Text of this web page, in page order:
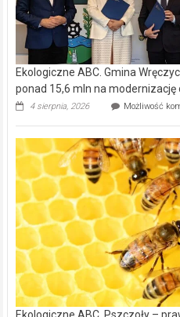
Ekologiczne ABC. Gmina
ponad 15,6 mln na
4 sierpnia, 2026 Możliwość